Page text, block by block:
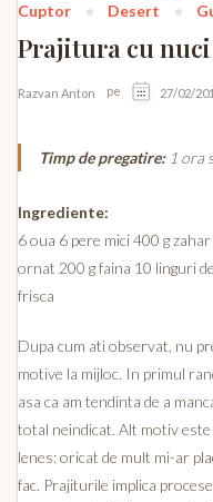
Cuptor Desert
Prajitura cu
Razvan Anton pe 27/02/
Timp de pregatire:1 ora
Ingrediente:
6 oua 6 pere mici 400 g
ornat 200 g faina 10 linguri
frisca
Dupa cum ati observat, nu
motive la mijloc. In primul
asa ca am tendinta de a
total neindicat. Alt motiv este
lenes: oricat de mult mi-ar
fac. Prajiturile implica